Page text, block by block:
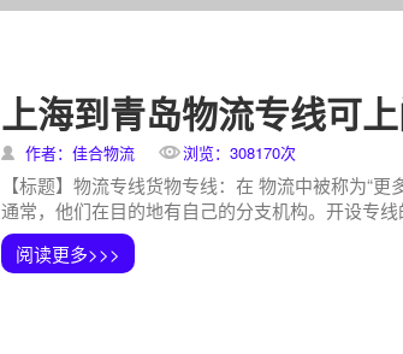
上海到青岛物流专线可
作者：佳合物流 浏览：308170次
【标题】物流专线货物专线：在 物流中被称为“
通常，他们在目的地有自己的分支机构。开设专
阅读更多>>>